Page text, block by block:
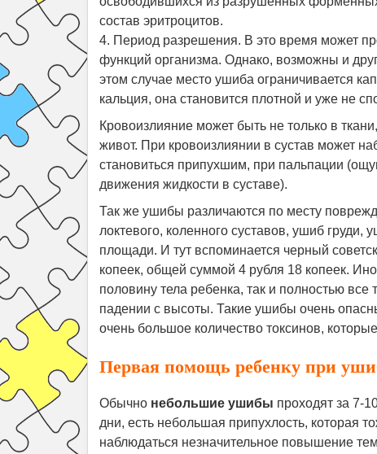
состав эритроцитов.
4. Период разрешения. В это время может
функций организма. Однако, возможны и
этом случае место ушиба ограничивается
кальция, она становится плотной и уже не
Кровоизлияние может быть не только в
живот. При кровоизлиянии в сустав может
становиться припухшим, при пальпации
движения жидкости в суставе).
Так же ушибы различаются по месту
локтевого, коленного суставов, ушиб
площади. И тут вспоминается черный
копеек, общей суммой 4 рубля 18 копеек.
половину тела ребенка, так и полностью
падении с высоты. Такие ушибы очень
очень большое количество токсинов,
Первая помощь ребенку при
Обычно небольшие ушибы проходят за 7-
дни, есть небольшая припухлость, которая
наблюдаться незначительное повышение